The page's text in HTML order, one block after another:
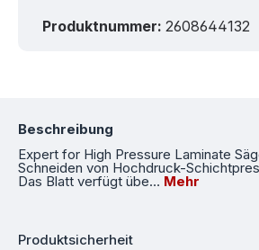
Produktnummer: 2608644132
Beschreibung
Expert for High Pressure Laminate
Schneiden von Hochdruck-
Das Blatt verfügt übe… Mehr
Produktsicherheit